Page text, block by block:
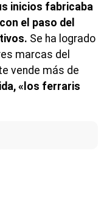
inicios fabricaba
el paso del
Se ha logrado
marcas del
vende más de
«los ferraris